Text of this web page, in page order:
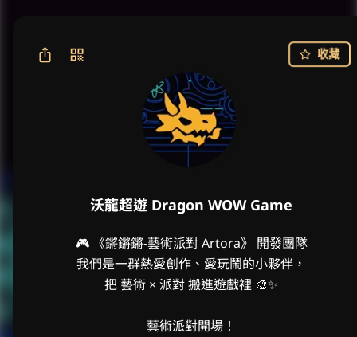
沃龍超遊 Dragon WOW Game
🎮 《鏘鏘鏘-藝術派對 Artora》 開發團隊
我們是一群熱愛創作、愛玩鬧的小夥伴，
把 藝術 × 派對 搬進遊戲裡 🎨✨
藝術派對開場！
收藏